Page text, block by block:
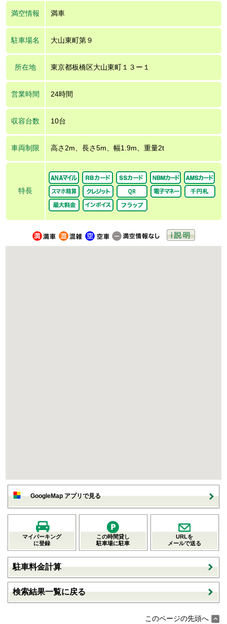
満空情報 満車
駐車場名 大山東町第９
所在地 東京都板橋区大山東町１３ー１
営業時間 24時間
収容台数 10台
車両制限 高さ2m、長さ5m、幅1.9m、重量2t
特長
GoogleMap アプリで見る
マイパーキング
に登録
この時間貸し
駐車場に駐車
URLを
メールで送る
駐車料金計算
検索結果一覧に戻る
このページの先頭へ